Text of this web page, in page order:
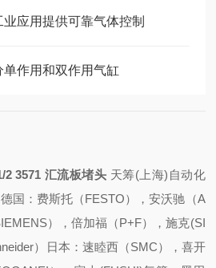
应用提供可靠气体控制
作用和双作用气缸
2 3571 汇流板堵头 天筹(上海)自动化
德国：费斯托（FESTO），安沃驰（A
），倍加福（P+F），施克(SI
）
日本：速睦西（SMC），喜开